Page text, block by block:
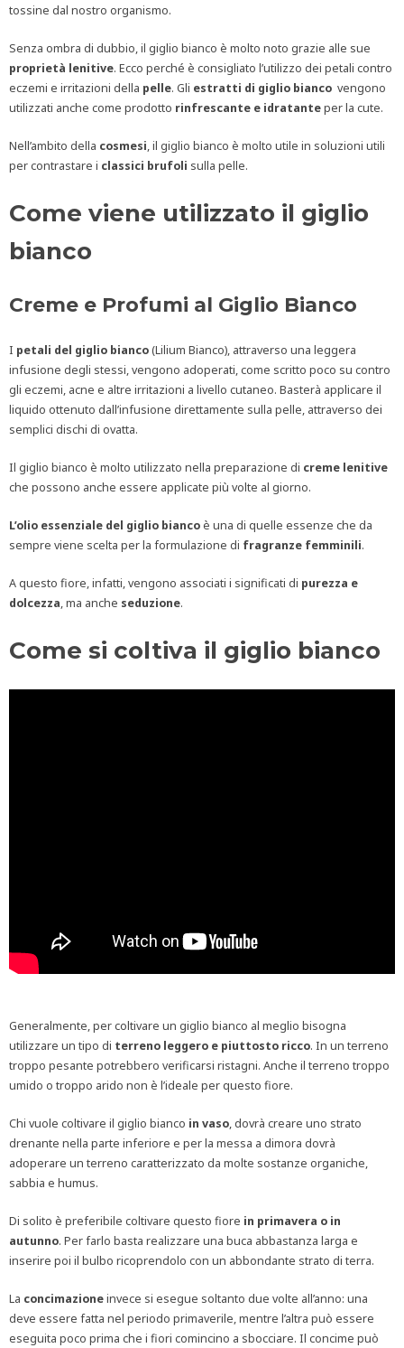
tossine dal nostro organismo.
Senza ombra di dubbio, il giglio bianco è molto noto grazie alle sue
proprietà lenitive. Ecco perché è consigliato l’utilizzo dei petali contro
eczemi e irritazioni della pelle. Gli estratti di giglio bianco vengono
utilizzati anche come prodotto rinfrescante e idratanteper la cute.
Nell’ambito della cosmesi, il giglio bianco è molto utile in soluzioni utili
per contrastare i classici brufoli sulla pelle.
Come viene utilizzato il giglio
bianco
Creme e Profumi al Giglio Bianco
I petali del giglio bianco(Lilium Bianco), attraverso una leggera
infusione degli stessi, vengono adoperati, come scritto poco su contro
gli eczemi, acne e altre irritazioni a livello cutaneo. Basterà applicare il
liquido ottenuto dall’infusione direttamente sulla pelle, attraverso dei
semplici dischi di ovatta.
Il giglio bianco è molto utilizzato nella preparazione di creme lenitive
che possono anche essere applicate più volte al giorno.
L’olio essenziale del giglio biancoè una di quelle essenze che da
sempre viene scelta per la formulazione di fragranze femminili.
A questo fiore, infatti, vengono associati i significati di purezza e
dolcezza, ma anche seduzione.
Come si coltiva il giglio bianco
Generalmente, per coltivare un giglio bianco al meglio bisogna
utilizzare un tipo di terreno leggero e piuttosto ricco. In un terreno
troppo pesante potrebbero verificarsi ristagni. Anche il terreno troppo
umido o troppo arido non è l’ideale per questo fiore.
Chi vuole coltivare il giglio bianco in vaso, dovrà creare uno strato
drenante nella parte inferiore e per la messa a dimora dovrà
adoperare un terreno caratterizzato da molte sostanze organiche,
sabbia e humus.
Di solito è preferibile coltivare questo fiore in primavera o in
autunno. Per farlo basta realizzare una buca abbastanza larga e
inserire poi il bulbo ricoprendolo con un abbondante strato di terra.
La concimazioneinvece si esegue soltanto due volte all’anno: una
deve essere fatta nel periodo primaverile, mentre l’altra può essere
eseguita poco prima che i fiori comincino a sbocciare. Il concime può